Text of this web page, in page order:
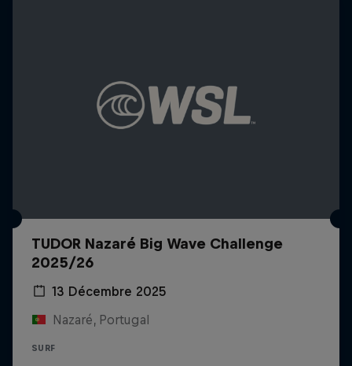
TUDOR Nazaré Big Wave Challenge
2025/26
13 Décembre 2025
Nazaré, Portugal
SURF